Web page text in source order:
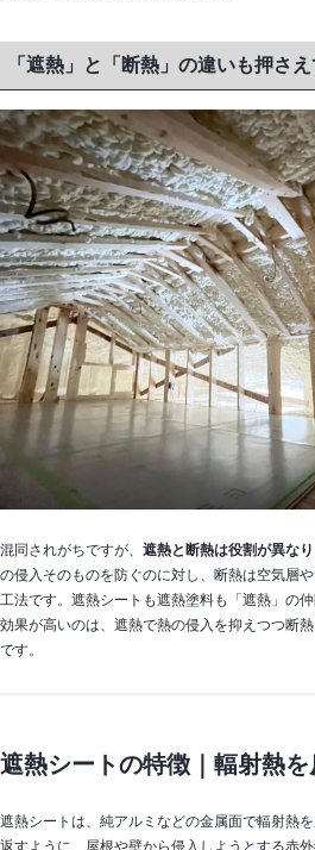
「遮熱」と「断熱」の違いも押さえ
混同されがちですが、 遮熱と断熱は役割が異な
の侵入そのものを防ぐのに対し、断熱は空気層
工法です。遮熱シートも遮熱塗料も「遮熱」の
効果が高いのは、遮熱で熱の侵入を抑えつつ断
です。
遮熱シートの特徴｜輻射熱
遮熱シートは、純アルミなどの金属面で輻射熱